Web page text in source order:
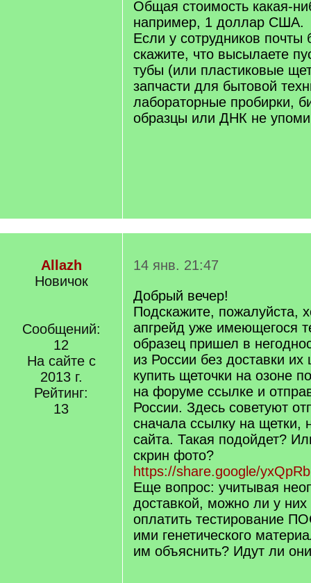
Общая стоимость какая-
например, 1 доллар США.
Если у сотрудников почты
скажите, что высылаете
тубы (или пластиковые
запчасти для бытовой
лабораторные пробирки,
образцы или ДНК не
Allazh
Новичок
Сообщений:
12
На сайте с
2013 г.
Рейтинг:
13
14 янв. 21:47
Добрый вечер!
Подскажите, пожалуйста,
апгрейд уже имеющегося
образец пришел в
из России без доставки их
купить щеточки на озоне
на форуме ссылке и
России. Здесь советуют
сначала ссылку на щетки,
сайта. Такая подойдет?
скрин фото?
https://share.google/
Еще вопрос: учитывая
доставкой, можно ли у них
оплатить тестирование
ими генетического
им объяснить? Идут ли